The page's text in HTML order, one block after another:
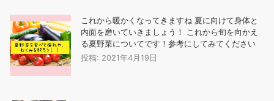
これから暖かくなってきますね 夏に向けて身体と
内面を磨いていきましょう！️ これから旬を向かえ
る夏野菜についてです！参考にしてみてください
投稿: 2021年4月19日